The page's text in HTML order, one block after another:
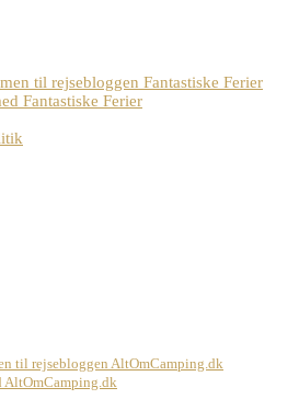
til rejsebloggen Fantastiske Ferier
Fantastiske Ferier
til rejsebloggen AltOmCamping.dk
AltOmCamping.dk